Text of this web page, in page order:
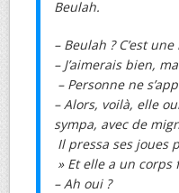
Beulah.
– Beulah ? C’est
– J’aimerais bien,
– Personne ne
– Alors, voilà, elle
sympa, avec de
Il pressa ses joues
» Et elle a un corps
– Ah oui ?